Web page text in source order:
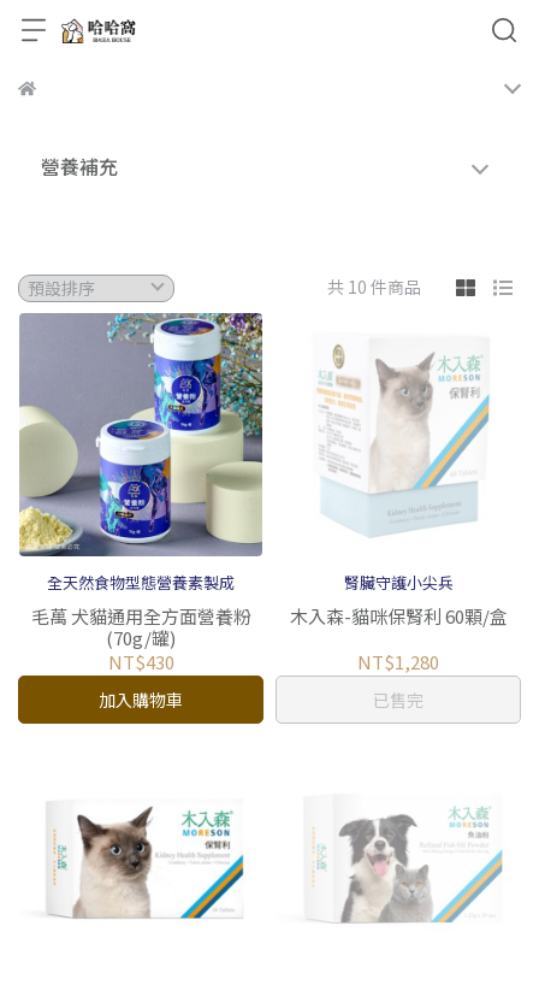
營養補充
共 10 件商品
全天然食物型態營養素製成
毛萬 犬貓通用全方面營養粉
(70g/罐)
NT$430
加入購物車
腎臟守護小尖兵
木入森-貓咪保腎利 60顆/盒
NT$1,280
已售完